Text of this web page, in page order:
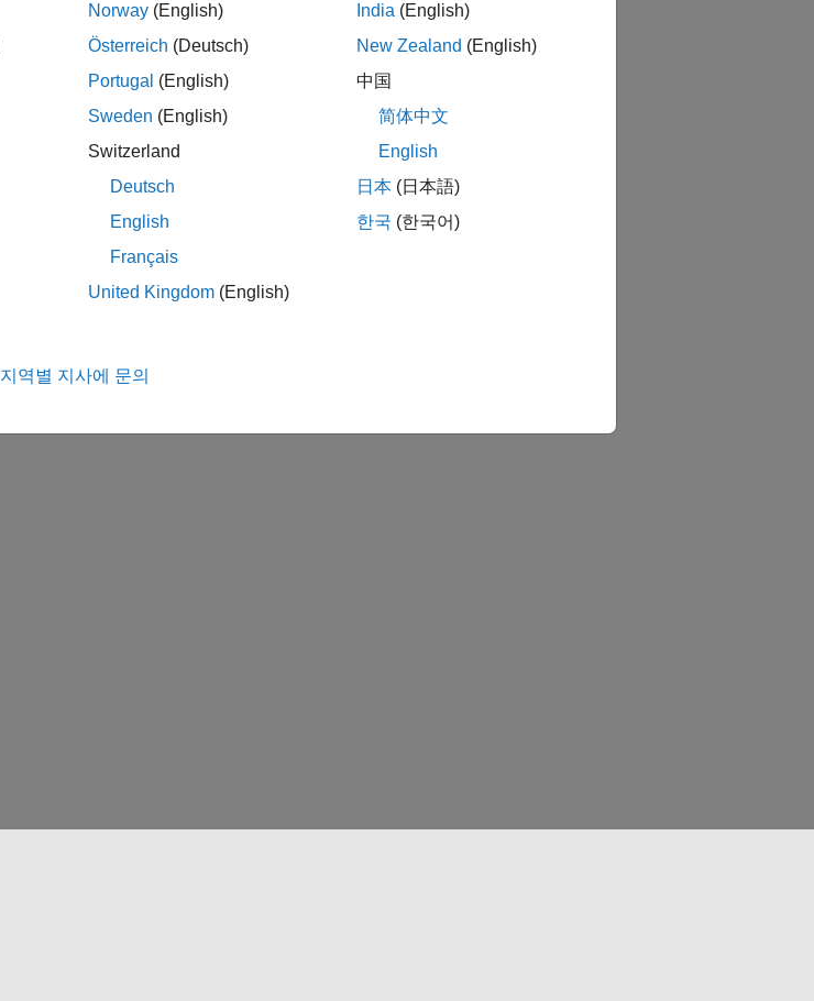
Norway (English)
Österreich (Deutsch)
Portugal (English)
Sweden (English)
Switzerland
Deutsch
English
Français
United Kingdom (English)
India (English)
New Zealand (English)
中国
简体中文
English
日本 (日本語)
한국 (한국어)
지역별 지사에 문의